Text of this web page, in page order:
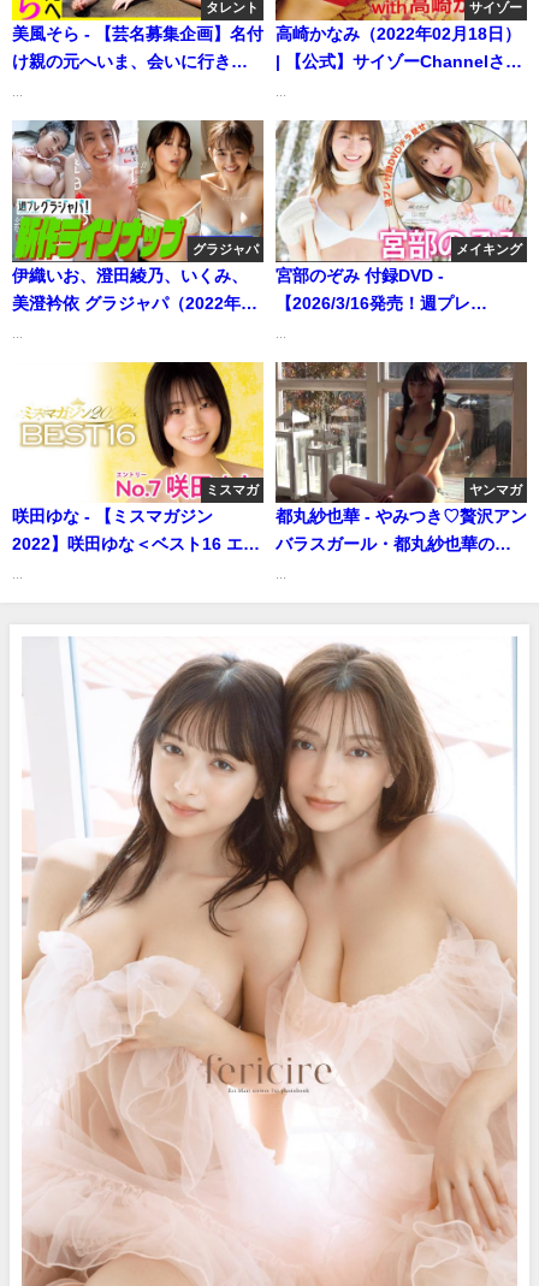
タレント
美風そら - 【芸名募集企画】名付
け親の元へいま、会いに行きま
2025) | 講談社ヤンマガchさんよ
り
サイゾー
高崎かなみ（2022年02月18日）
| 【公式】サイゾーChannelさん
グラジャパ
伊織いお、澄田綾乃、いくみ、
美澄衿依 グラジャパ（2022年01
メイキング
宮部のぞみ 付録DVD -
【2026/3/16発売！週プレ
もDVDが視聴できる♪ #宮部のぞ
み (Mar 13, 2026) | 週プレ
Channel【集英社 週刊プレイボ
ーイ公式】さんより
ミスマガ
咲田ゆな - 【ミスマガジン
2022】咲田ゆな＜ベスト16 エン
日） | ミスマガTVさんより
ヤンマガ
都丸紗也華 - やみつき♡贅沢アン
バラスガール・都丸紗也華のオ
01月28日） | 講談社ヤンマガch
さんより